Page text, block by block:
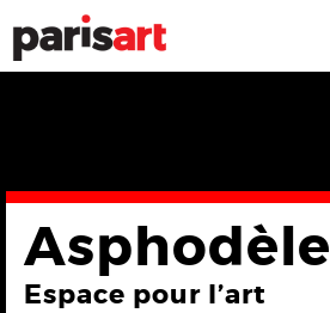
Asphodèle
Espace pour l’art